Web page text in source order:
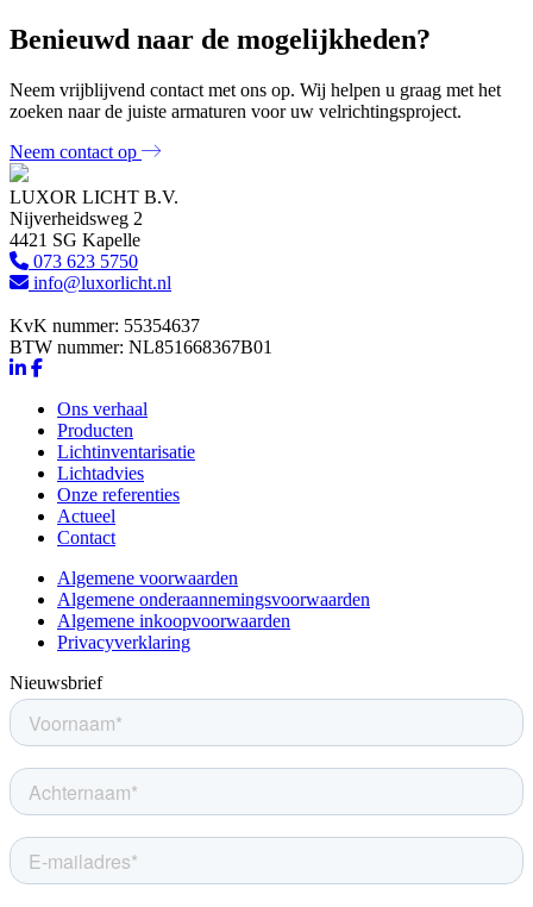
Benieuwd naar de mogelijkheden?
Neem vrijblijvend contact met ons op. Wij helpen u graag met het
zoeken naar de juiste armaturen voor uw velrichtingsproject.
Neem contact op
LUXOR LICHT B.V.
Nijverheidsweg 2
4421 SG Kapelle
073 623 5750
info@luxorlicht.nl
KvK nummer: 55354637
BTW nummer: NL851668367B01
Ons verhaal
Producten
Lichtinventarisatie
Lichtadvies
Onze referenties
Actueel
Contact
Algemene voorwaarden
Algemene onderaannemingsvoorwaarden
Algemene inkoopvoorwaarden
Privacyverklaring
Nieuwsbrief